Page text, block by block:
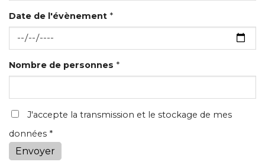
Date de l'évènement *
Nombre de personnes *
J'accepte la transmission et le stockage de mes
données *
Envoyer